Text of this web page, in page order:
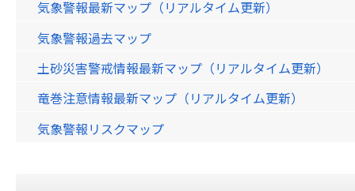
気象警報最新マップ（リアルタイム更新）
気象警報過去マップ
土砂災害警戒情報最新マップ（リアルタイム更新）
竜巻注意情報最新マップ（リアルタイム更新）
気象警報リスクマップ